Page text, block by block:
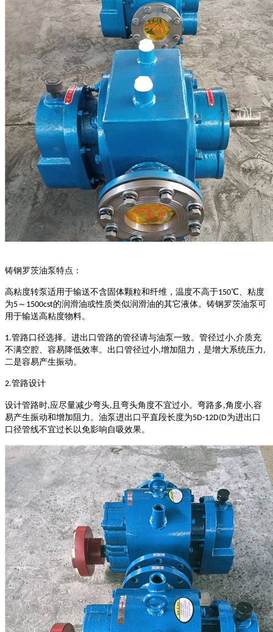
铸钢罗茨油泵特点：
高粘度转泵适用于输送不含固体颗粒和纤维，温度不高于150℃、粘度
为5 ～ 1500cst的润滑油或性质类似润滑油的其它液体。 铸钢罗茨油泵可
用于输送高粘度物料。
1.管路口径选择。进出口管路的管径请与油泵一致。管径过小,介质充
不满空腔、容易降低效率。出口管径过小,增加阻力，是增大系统压力 ,
二是容易产生振动。
2.管路设计
设计管路时,应尽量减少弯头, 且弯头角度不宜过小。弯路多,角度小,容
易产生振动和增加阻力。油泵进出口平直段长度为5D-12D(D为进出口
口径管线不宜过长以免影响自吸效果。